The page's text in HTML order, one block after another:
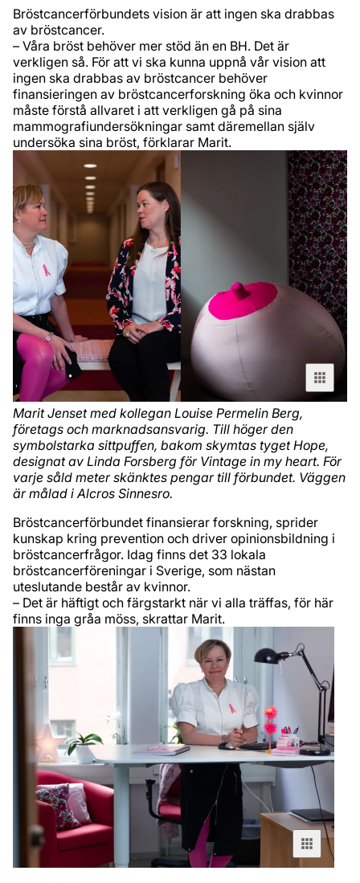
Bröstcancerförbundets vision är att ingen ska drabbas
av bröstcancer.
– Våra bröst behöver mer stöd än en BH. Det är
verkligen så. För att vi ska kunna uppnå vår vision att
ingen ska drabbas av bröstcancer behöver
finansieringen av bröstcancerforskning öka och kvinnor
måste förstå allvaret i att verkligen gå på sina
mammografiundersökningar samt däremellan själv
undersöka sina bröst, förklarar Marit.
Marit Jenset med kollegan Louise Permelin Berg,
företags och marknadsansvarig. Till höger den
symbolstarka sittpuffen, bakom skymtas tyget Hope,
designat av Linda Forsberg för Vintage in my heart. För
varje såld meter skänktes pengar till förbundet. Väggen
är målad i Alcros Sinnesro.
Bröstcancerförbundet finansierar forskning, sprider
kunskap kring prevention och driver opinionsbildning i
bröstcancerfrågor. Idag finns det 33 lokala
bröstcancerföreningar i Sverige, som nästan
uteslutande består av kvinnor.
– Det är häftigt och färgstarkt när vi alla träffas, för här
finns inga gråa möss, skrattar Marit.